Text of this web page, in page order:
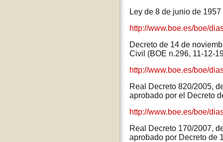
Ley de 8 de junio de
http://www.boe.es/boe/
Decreto de 14 de
Civil (BOE n.296, 11-12-
http://www.boe.es/boe/
Real Decreto 820/2005,
aprobado por el Decreto
http://www.boe.es/boe/
Real Decreto 170/2007,
aprobado por Decreto de